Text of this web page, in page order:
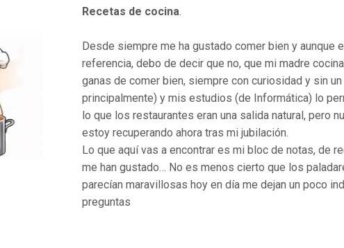
Recetas de cocina.
Desde siempre me ha gustado comer bien y aunque
referencia, debo de decir que no, que mi madre
ganas de comer bien, siempre con curiosidad y sin
principalmente) y mis estudios (de Informática) lo
lo que los restaurantes eran una salida natural, pero
estoy recuperando ahora tras mi jubilación.
Lo que aquí vas a encontrar es mi bloc de notas, de
me han gustado… No es menos cierto que los
parecían maravillosas hoy en día me dejan un poco
preguntas